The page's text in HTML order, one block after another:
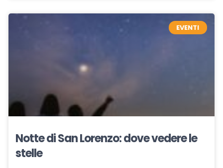
EVENTI
Notte di San Lorenzo: dove vedere le
stelle